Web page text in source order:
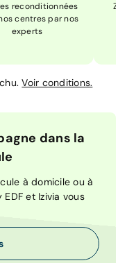
reconditionnées
centres par nos
experts
Voir conditions.
dans la
à domicile ou à
et Izivia vous